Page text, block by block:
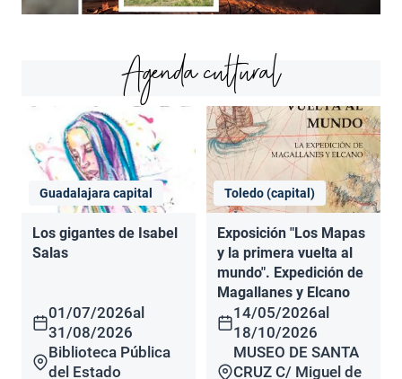
Agenda cultural
Guadalajara capital
Los gigantes de Isabel
Salas
01/07/2026al
31/08/2026
Biblioteca Pública
del Estado
Toledo (capital)
Exposición "Los Mapas
y la primera vuelta al
mundo". Expedición de
Magallanes y Elcano
14/05/2026al
18/10/2026
MUSEO DE SANTA
CRUZ C/ Miguel de